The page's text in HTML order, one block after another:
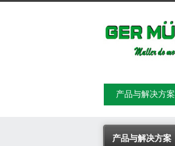
产品与解决方案
产品与解决方案